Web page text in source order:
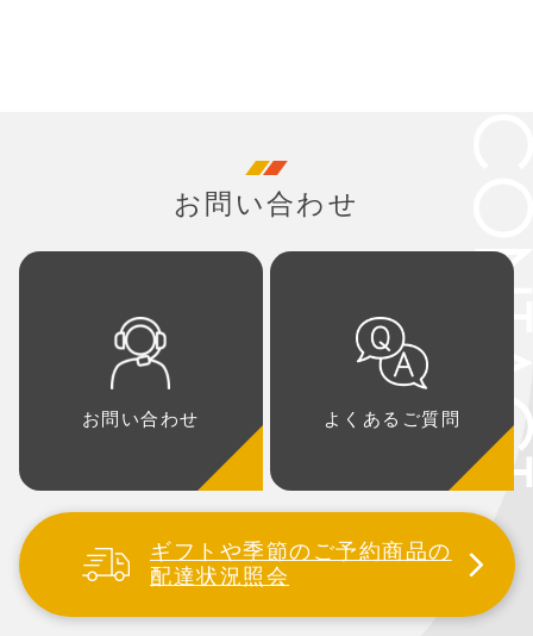
お問い合わせ
お問い合わせ よくあるご質問
ギフトや季節のご予約商品の
配達状況照会